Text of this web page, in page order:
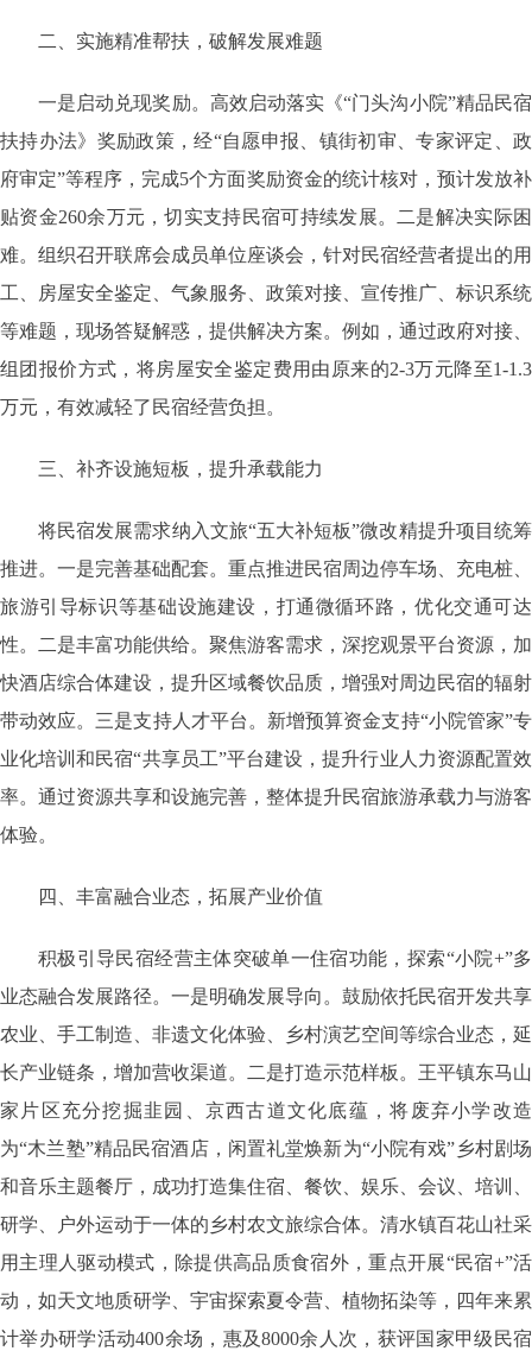
二、实施精准帮扶，破解发展难题
一是启动兑现奖励。高效启动落实《“门头沟小院”精品民宿
扶持办法》奖励政策，经“自愿申报、镇街初审、专家评定、政
府审定”等程序，完成5个方面奖励资金的统计核对，预计发放补
贴资金260余万元，切实支持民宿可持续发展。二是解决实际困
难。组织召开联席会成员单位座谈会，针对民宿经营者提出的用
工、房屋安全鉴定、气象服务、政策对接、宣传推广、标识系统
等难题，现场答疑解惑，提供解决方案。例如，通过政府对接、
组团报价方式，将房屋安全鉴定费用由原来的2-3万元降至1-1.3
万元，有效减轻了民宿经营负担。
三、补齐设施短板，提升承载能力
将民宿发展需求纳入文旅“五大补短板”微改精提升项目统筹
推进。一是完善基础配套。重点推进民宿周边停车场、充电桩、
旅游引导标识等基础设施建设，打通微循环路，优化交通可达
性。二是丰富功能供给。聚焦游客需求，深挖观景平台资源，加
快酒店综合体建设，提升区域餐饮品质，增强对周边民宿的辐射
带动效应。三是支持人才平台。新增预算资金支持“小院管家”专
业化培训和民宿“共享员工”平台建设，提升行业人力资源配置效
率。通过资源共享和设施完善，整体提升民宿旅游承载力与游客
体验。
四、丰富融合业态，拓展产业价值
积极引导民宿经营主体突破单一住宿功能，探索“小院+”多
业态融合发展路径。一是明确发展导向。鼓励依托民宿开发共享
农业、手工制造、非遗文化体验、乡村演艺空间等综合业态，延
长产业链条，增加营收渠道。二是打造示范样板。王平镇东马山
家片区充分挖掘韭园、京西古道文化底蕴，将废弃小学改造
为“木兰塾”精品民宿酒店，闲置礼堂焕新为“小院有戏”乡村剧场
和音乐主题餐厅，成功打造集住宿、餐饮、娱乐、会议、培训、
研学、户外运动于一体的乡村农文旅综合体。清水镇百花山社采
用主理人驱动模式，除提供高品质食宿外，重点开展“民宿+”活
动，如天文地质研学、宇宙探索夏令营、植物拓染等，四年来累
计举办研学活动400余场，惠及8000余人次，获评国家甲级民宿